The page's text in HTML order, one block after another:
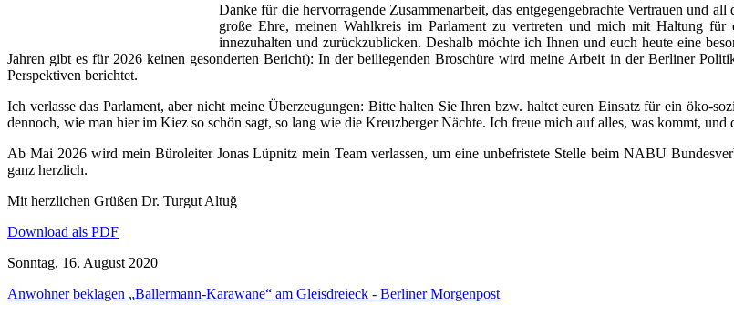
Danke für die hervorragende Zusammenarbeit, das entgegengebrachte Vertrauen und
große Ehre, meinen Wahlkreis im Parlament zu vertreten und mich mit Haltung
innezuhalten und zurückzublicken. Deshalb möchte ich Ihnen und euch heute eine
Jahren gibt es für 2026 keinen gesonderten Bericht): In der beiliegenden Broschüre wird meine Arbeit in der Berliner
Perspektiven berichtet.
Ich verlasse das Parlament, aber nicht meine Überzeugungen: Bitte halten Sie Ihren bzw. haltet euren Einsatz für ein öko-
dennoch, wie man hier im Kiez so schön sagt, so lang wie die Kreuzberger Nächte. Ich freue mich auf alles, was kommt, und
Ab Mai 2026 wird mein Büroleiter Jonas Lüpnitz mein Team verlassen, um eine unbefristete Stelle beim NABU
ganz herzlich.
Mit herzlichen Grüßen Dr. Turgut Altuğ
Download als PDF
Sonntag, 16. August 2020
Anwohner beklagen „Ballermann-Karawane“ am Gleisdreieck - Berliner Morgenpost